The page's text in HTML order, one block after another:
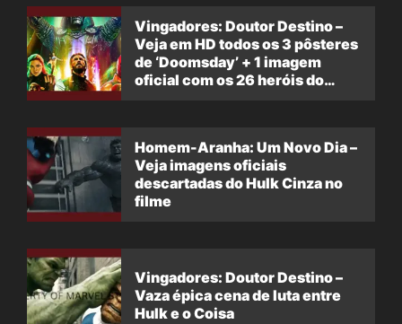
Vingadores: Doutor Destino –
Veja em HD todos os 3 pôsteres
de ‘Doomsday’ + 1 imagem
oficial com os 26 heróis do
Homem-Aranha: Um Novo Dia –
Veja imagens oficiais
descartadas do Hulk Cinza no
filme
Vingadores: Doutor Destino –
Vaza épica cena de luta entre
Hulk e o Coisa